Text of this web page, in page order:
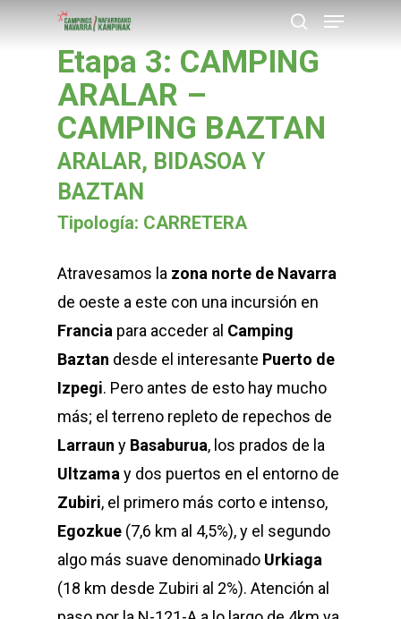
Menu
Etapa 3: CAMPING
ARALAR –
CAMPING BAZTAN
ARALAR, BIDASOA Y
BAZTAN
Tipología: CARRETERA
Atravesamos la zona norte de Navarra
de oeste a este con una incursión en
Francia para acceder al Camping
Baztan desde el interesante Puerto de
Izpegi. Pero antes de esto hay mucho
más; el terreno repleto de repechos de
Larraun y Basaburua, los prados de la
Ultzama y dos puertos en el entorno de
Zubiri, el primero más corto e intenso,
Egozkue (7,6 km al 4,5%), y el segundo
algo más suave denominado Urkiaga
(18 km desde Zubiri al 2%). Atención al